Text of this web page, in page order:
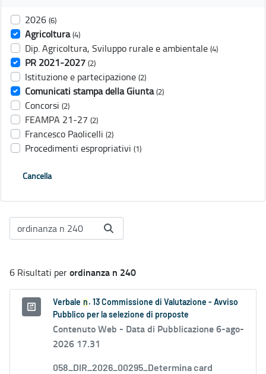
2026 (6)
Agricoltura (4)
Dip. Agricoltura, Sviluppo rurale e ambientale (4)
PR 2021-2027 (2)
Istituzione e partecipazione (2)
Comunicati stampa della Giunta (2)
Concorsi (2)
FEAMPA 21-27 (2)
Francesco Paolicelli (2)
Procedimenti espropriativi (1)
Cancella
6 Risultati perordinanza n 240
Verbale n . 13 Commissione di Valutazione - Avviso
Pubblico per la selezione di proposte
Contenuto Web - Data di Pubblicazione 6-ago-
2026 17.31
058_DIR_2026_00295_Determina card